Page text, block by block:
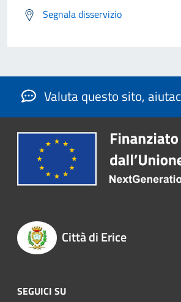
Segnala disservizio
Valuta questo sito,
Città di Erice
SEGUICI SU